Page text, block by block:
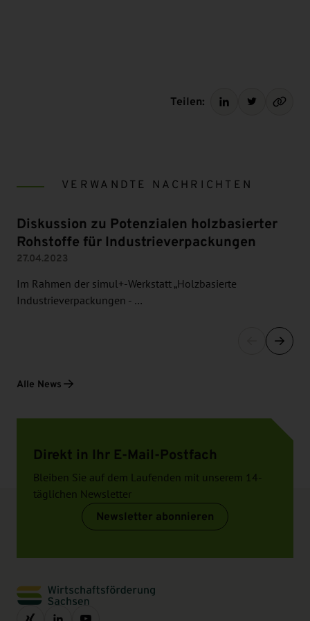
Teilen:
VERWANDTE NACHRICHTEN
Diskussion zu Potenzialen holzbasierter
Rohstoffe für Industrieverpackungen
27.04.2023
Im Rahmen der simul+-Werkstatt „Holzbasierte
Industrieverpackungen - …
Alle News
Direkt in Ihr E-Mail-Postfach
Bleiben Sie auf dem Laufenden mit unserem 14-
täglichen Newsletter
Newsletter abonnieren